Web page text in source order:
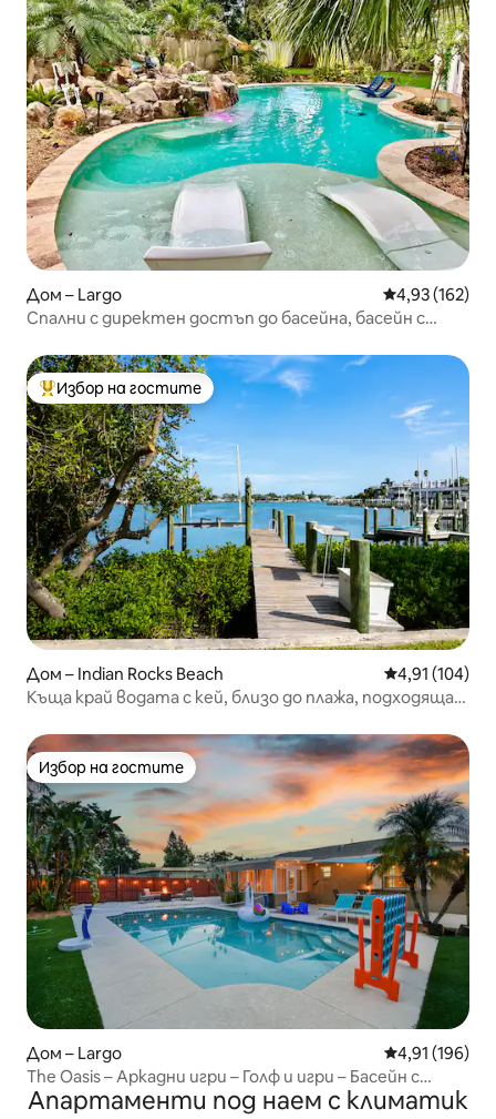
Дом – Largo Средна
4,93 (162)
Спални с директен достъп до басейна, басейн с
Най-популярен избор на гостите
Избор на гостите
Дом – Indian Rocks Beach Средна
4,91 (104)
Къща край водата с кей, близо до плажа, подходяща
Избор на гостите
Избор на гостите
Дом – Largo Средна
4,91 (196)
The Oasis – Аркадни игри – Голф и игри – Басейн с
подгряване
Апартаменти под наем с климатик